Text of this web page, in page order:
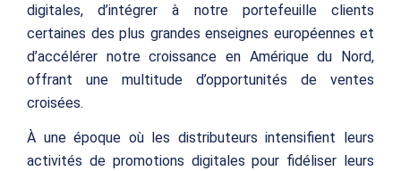
digitales, d’intégrer à notre portefeuille clients
certaines des plus grandes enseignes européennes et
d’accélérer notre croissance en Amérique du Nord,
offrant une multitude d’opportunités de ventes
croisées.
À une époque où les distributeurs intensifient leurs
activités de promotions digitales pour fidéliser leurs